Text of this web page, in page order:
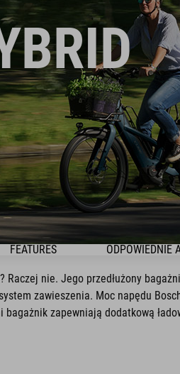
FEATURES ODPOWIEDNIE
nie. Jego przedłużony
zawieszenia. Moc napędu
zapewniają dodatkową